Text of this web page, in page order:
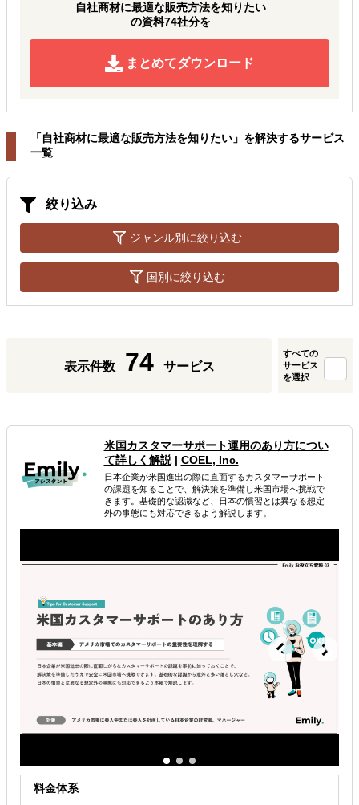
自社商材に最適な販売方法を知りたい
の資料74社分を
まとめてダウンロード
「自社商材に最適な販売方法を知りたい」を解決するサービス
一覧
絞り込み
ジャンル別に絞り込む
国別に絞り込む
表示件数 74 サービス
すべての
サービス
を選択
米国カスタマーサポート運用のあり方につい
て詳しく解説| COEL, Inc.
日本企業が米国進出の際に直面するカスタマーサポート
の課題を知ることで、解決策を準備し米国市場へ挑戦で
きます。基礎的な認識など、日本の慣習とは異なる想定
外の事態にも対応できるよう解説します。
料金体系